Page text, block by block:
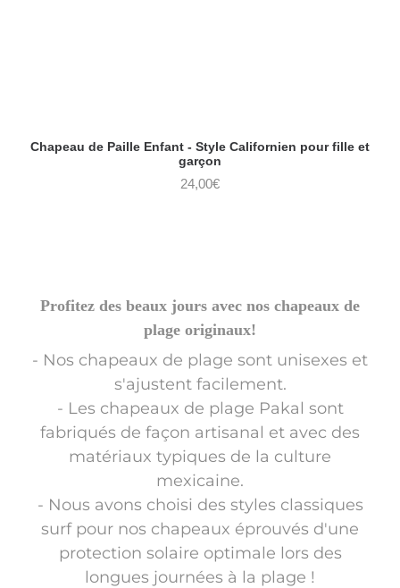
Chapeau de Paille Enfant - Style Californien pour fille et
garçon
24,00€
Profitez des beaux jours avec nos chapeaux de
plage originaux!
- Nos chapeaux de plage sont unisexes et
s'ajustent facilement.
- Les chapeaux de plage Pakal sont
fabriqués de façon artisanal et avec des
matériaux typiques de la culture
mexicaine.
- Nous avons choisi des styles classiques
surf pour nos chapeaux éprouvés d'une
protection solaire optimale lors des
longues journées à la plage !